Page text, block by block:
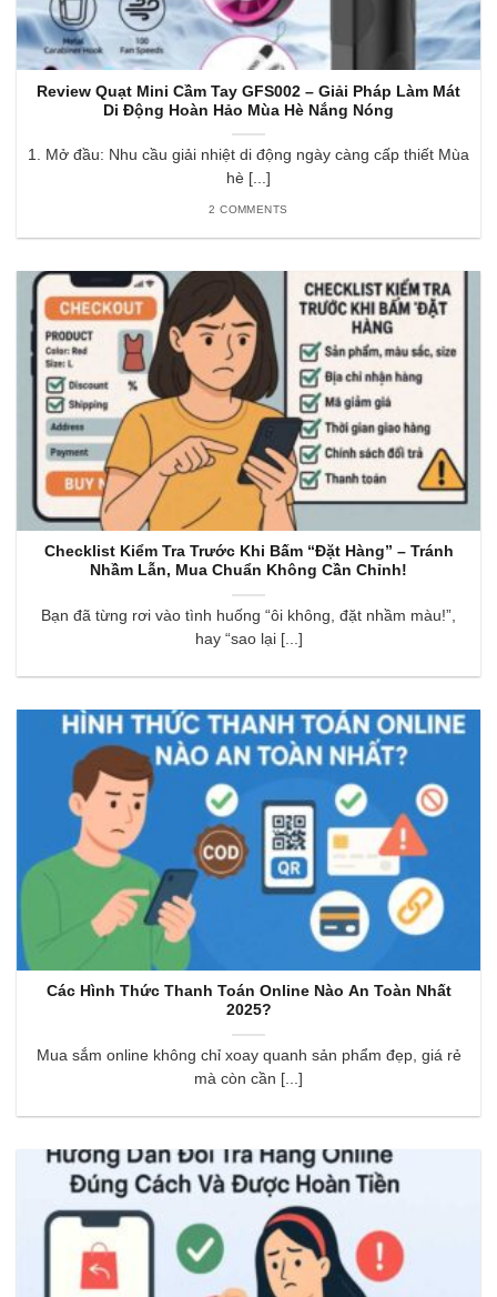
Review Quạt Mini Cầm Tay GFS002 – Giải Pháp Làm Mát
Di Động Hoàn Hảo Mùa Hè Nắng Nóng
1. Mở đầu: Nhu cầu giải nhiệt di động ngày càng cấp thiết Mùa
hè [...]
2 COMMENTS
Checklist Kiểm Tra Trước Khi Bấm “Đặt Hàng” – Tránh
Nhầm Lẫn, Mua Chuẩn Không Cần Chỉnh!
Bạn đã từng rơi vào tình huống “ôi không, đặt nhầm màu!”,
hay “sao lại [...]
Các Hình Thức Thanh Toán Online Nào An Toàn Nhất
2025?
Mua sắm online không chỉ xoay quanh sản phẩm đẹp, giá rẻ
mà còn cần [...]